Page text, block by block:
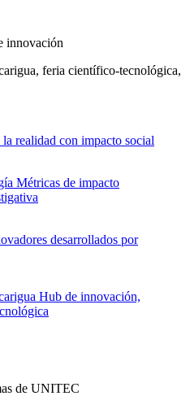
innovación
feria científico-tecnológica,
realidad con impacto social
Métricas de impacto
desarrollados por
Hub de innovación,
de UNITEC